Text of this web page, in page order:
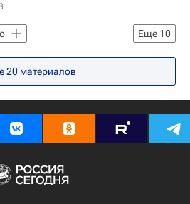
Еще 10
Новосибирск
Весь мир
ФО
области
Россия
20 материалов